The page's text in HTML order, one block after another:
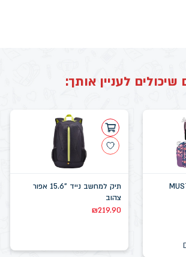
שיכולים לעניין אותך:
תיק למחשב נייד "15.6 אפור
צהוב
₪219.90